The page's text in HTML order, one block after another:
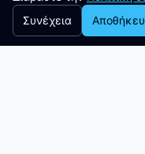
Συνέχεια